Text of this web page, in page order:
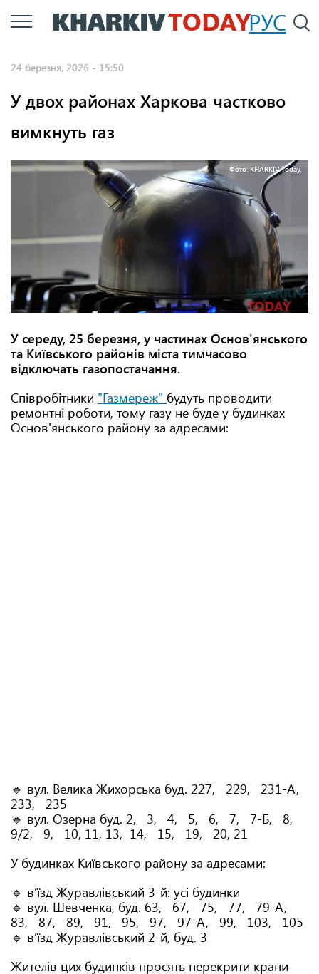
Перейти
до
РУС
24 березня, 2026 - 15:50
У двох районах Харкова частково
вимкнуть газ
Фото: KHARKIV Today.
У середу, 25 березня, у частинах Основ'янського
та Київського районів міста тимчасово
відключать газопостачання.
Співробітники "Газмереж" будуть проводити
ремонтні роботи, тому газу не буде у будинках
Основ'янського району за адресами:
🔹 вул. Велика Жихорська буд. 227, 229, 231-А,
233, 235
🔹 вул. Озерна буд. 2, 3, 4, 5, 6, 7, 7-Б, 8,
9/2, 9, 10, 11, 13, 14, 15, 19, 20, 21
У будинках Київського району за адресами:
🔹 в’їзд Журавлівський 3-й: усі будинки
🔹 вул. Шевченка, буд. 63, 67, 75, 77, 79-А,
83, 87, 89, 91, 95, 97, 97-А, 99, 103, 105
🔹 в’їзд Журавлівський 2-й, буд. 3
Жителів цих будинків просять перекрити крани